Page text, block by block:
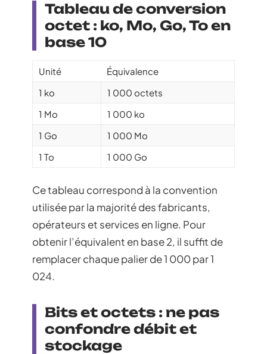
Tableau de conversion
octet : ko, Mo, Go, To en
base 10
Unité
Équivalence
1 ko
1 000 octets
1 Mo
1 000 ko
1 Go
1 000 Mo
1 To
1 000 Go
Ce tableau correspond à la convention
utilisée par la majorité des fabricants,
opérateurs et services en ligne. Pour
obtenir l’équivalent en base 2, il suffit de
remplacer chaque palier de 1 000 par 1
024.
Bits et octets : ne pas
confondre débit et
stockage